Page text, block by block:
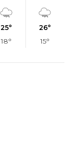
25°
18°
26°
15°